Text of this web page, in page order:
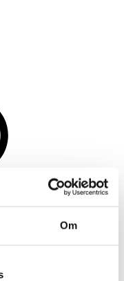
Om
hunting